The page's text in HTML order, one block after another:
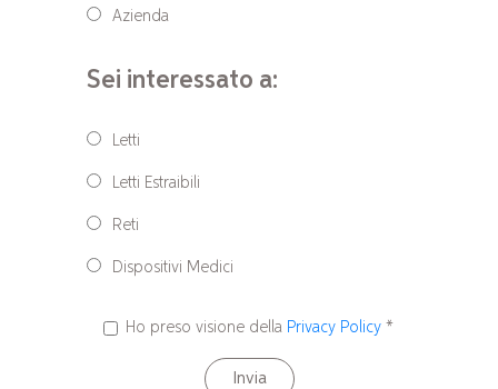
Azienda
Sei interessato a:
Letti
Letti Estraibili
Reti
Dispositivi Medici
Ho preso visione della Privacy Policy *
Invia